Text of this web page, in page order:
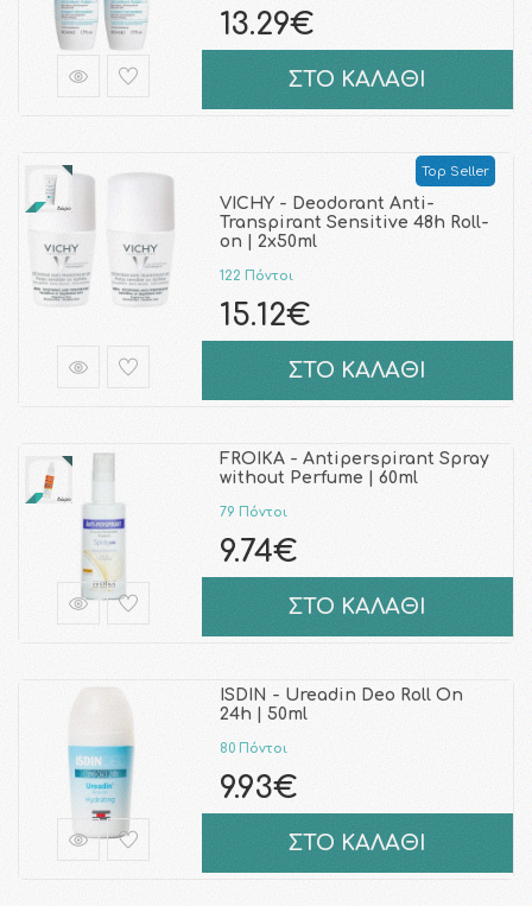
13.29€
ΣΤΟ ΚΑΛΑΘΙ
Top Seller
VICHY - Deodorant Anti-
Transpirant Sensitive 48h Roll-
on | 2x50ml
122 Πόντοι
15.12€
ΣΤΟ ΚΑΛΑΘΙ
FROIKA - Antiperspirant Spray
without Perfume | 60ml
79 Πόντοι
9.74€
ΣΤΟ ΚΑΛΑΘΙ
ISDIN - Ureadin Deo Roll On
24h | 50ml
80 Πόντοι
9.93€
ΣΤΟ ΚΑΛΑΘΙ